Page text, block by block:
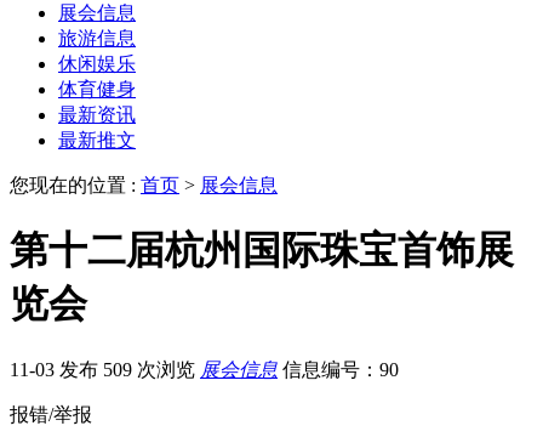
展会信息
旅游信息
休闲娱乐
体育健身
最新资讯
最新推文
您现在的位置 : 首页 > 展会信息
第十二届杭州国际珠宝首饰展
览会
11-03 发布 509 次浏览 展会信息 信息编号：90
报错/举报